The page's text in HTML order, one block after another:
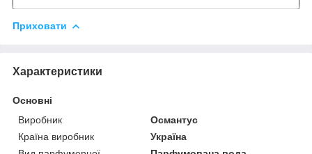
Приховати
Характеристики
Основні
Виробник
Османтус
Країна виробник
Україна